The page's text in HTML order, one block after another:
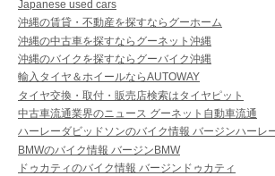
Japanese used cars
沖縄の賃貸・不動産を探すならグーホーム
沖縄の中古車を探すならグーネット沖縄
沖縄のバイクを探すならグーバイク沖縄
輸入タイヤ＆ホイールならAUTOWAY
タイヤ交換・取付・販売店検索はタイヤピット
中古車流通業界のニュース グーネット自動車流通
ハーレーダビッドソンのバイク情報 バージンハーレ
BMWのバイク情報 バージンBMW
ドゥカティのバイク情報 バージンドゥカティ